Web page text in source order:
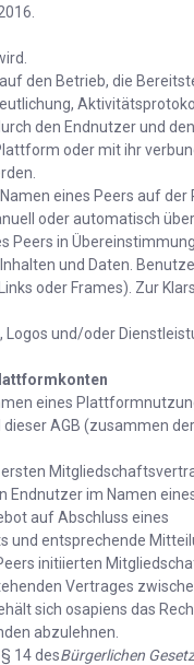
den Betrieb, die
den Endnutzer und
oder mit ihr
eines Peers auf
oder automatisch
Peers in
und Daten.
oder Frames). Zur
Logos und/oder
eines
AGB (zusammen
im Namen
auf Abschluss eines
und entsprechende
initiierten
Vertrages
sich osapiens das
abzulehnen.
14 desBürgerlichen